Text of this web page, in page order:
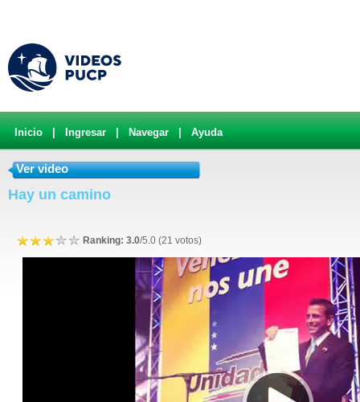
Inicio Ingresar Navegar Ayuda
Ver video
Hay un camino
Ranking: 3.0/5.0 (21 votos)